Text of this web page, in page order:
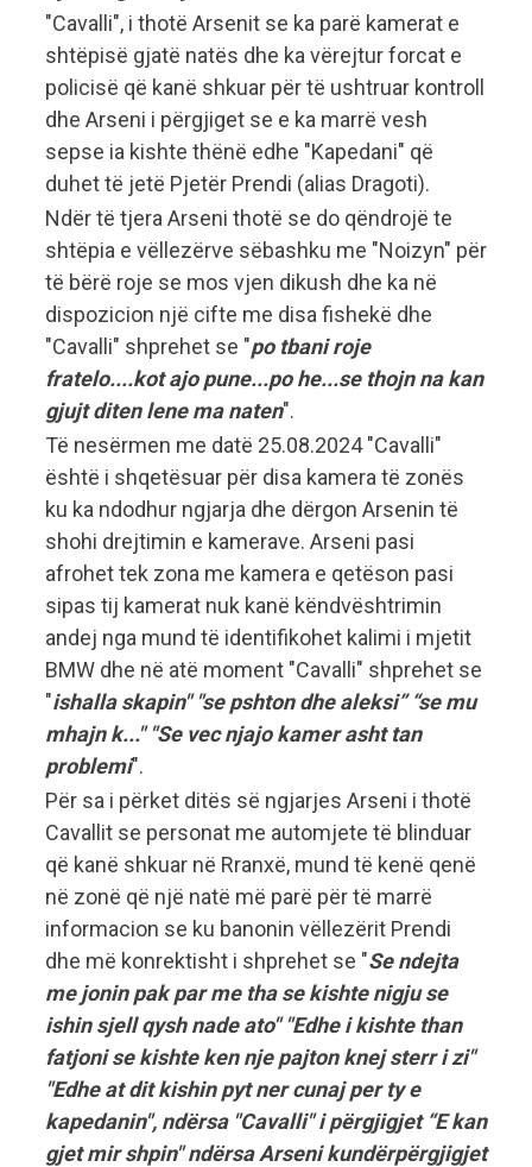
"Cavalli", i thotë Arsenit se ka parë kamerat e
shtëpisë gjatë natës dhe ka vërejtur forcat e
policisë që kanë shkuar për të ushtruar kontroll
dhe Arseni i përgjiget se e ka marrë vesh
sepse ia kishte thënë edhe "Kapedani" që
duhet të jetë Pjetër Prendi (alias Dragoti).
Ndër të tjera Arseni thotë se do qëndrojë te
shtëpia e vëllezërve sëbashku me "Noizyn" për
të bërë roje se mos vjen dikush dhe ka në
dispozicion një cifte me disa fishekë dhe
"Cavalli" shprehet se "po tbani roje
fratelo....kot ajo pune...po he...se thojn na kan
gjujt diten lene ma naten".
Të nesërmen me datë 25.08.2024 "Cavalli"
është i shqetësuar për disa kamera të zonës
ku ka ndodhur ngjarja dhe dërgon Arsenin të
shohi drejtimin e kamerave. Arseni pasi
afrohet tek zona me kamera e qetëson pasi
sipas tij kamerat nuk kanë këndvështrimin
andej nga mund të identifikohet kalimi i mjetit
BMW dhe në atë moment "Cavalli" shprehet se
"ishalla skapin" "se pshton dhe aleksi” “se mu
mhajn k..." "Se vec njajo kamer asht tan
problemi".
Për sa i përket ditës së ngjarjes Arseni i thotë
Cavallit se personat me automjete të blinduar
që kanë shkuar në Rranxë, mund të kenë qenë
në zonë që një natë më parë për të marrë
informacion se ku banonin vëllezërit Prendi
dhe më konrektisht i shprehet se "Se ndejta
me jonin pak par me tha se kishte nigju se
ishin sjell qysh nade ato" "Edhe i kishte than
fatjoni se kishte ken nje pajton knej sterr i zi"
"Edhe at dit kishin pyt ner cunaj per ty e
kapedanin", ndërsa "Cavalli" i përgjigjet “E kan
gjet mir shpin" ndërsa Arseni kundërpërgjigjet